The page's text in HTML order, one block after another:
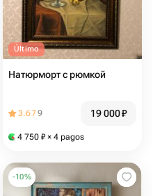
Último
Натюрморт с рюмкой
3.679 19 000₽
4 750 ₽ × 4 pagos
-10%